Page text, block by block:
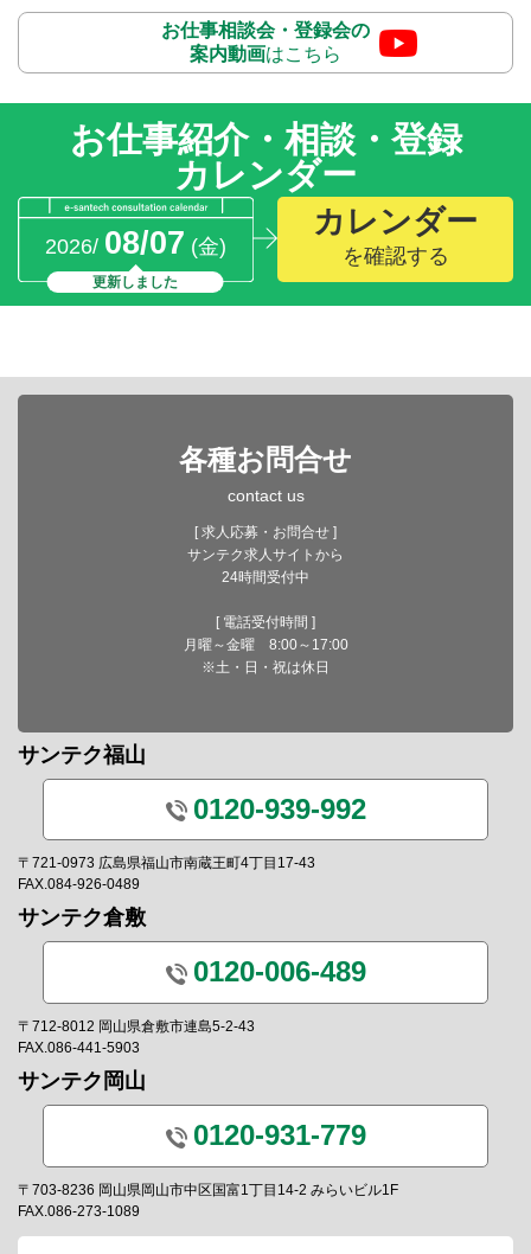
お仕事相談会・登録会の
案内動画はこちら
お仕事紹介・相談・登録
カレンダー
2026/ 08/07 (金)
更新しました
カレンダー
を確認する
各種お問合せ
contact us
[ 求人応募・お問合せ ]
サンテク求人サイトから
24時間受付中
[ 電話受付時間 ]
月曜～金曜 8:00～17:00
※土・日・祝は休日
サンテク福山
0120-939-992
〒721-0973 広島県福山市南蔵王町4丁目17-43
FAX.084-926-0489
サンテク倉敷
0120-006-489
〒712-8012 岡山県倉敷市連島5-2-43
FAX.086-441-5903
サンテク岡山
0120-931-779
〒703-8236 岡山県岡山市中区国富1丁目14-2 みらいビル1F
FAX.086-273-1089